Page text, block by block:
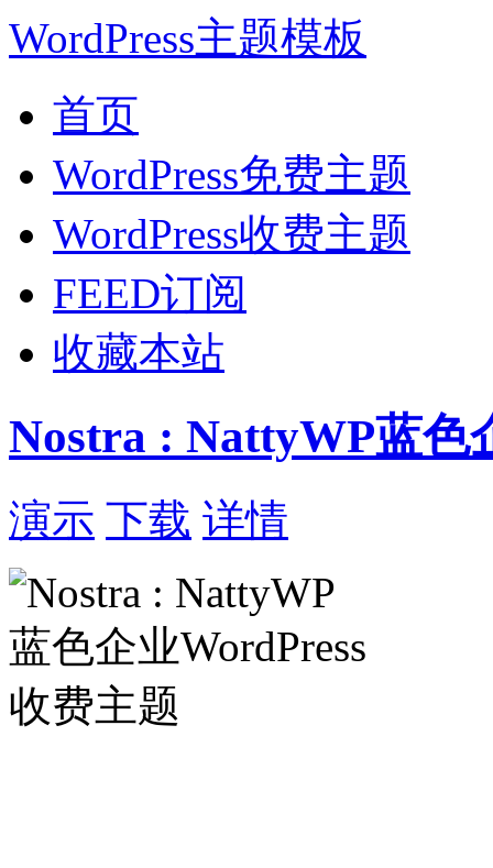
WordPress主题模板
首页
WordPress免费主题
WordPress收费主题
FEED订阅
收藏本站
Nostra : NattyWP蓝色
演示 下载 详情